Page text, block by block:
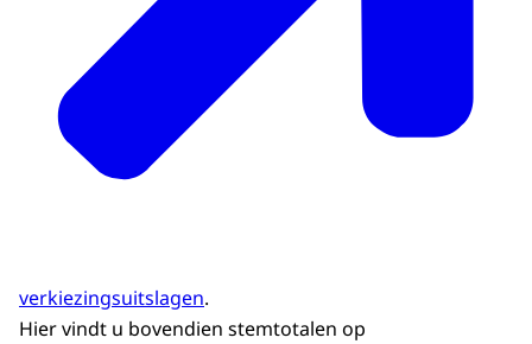
verkiezingsuitslagen.
Hier vindt u bovendien stemtotalen op